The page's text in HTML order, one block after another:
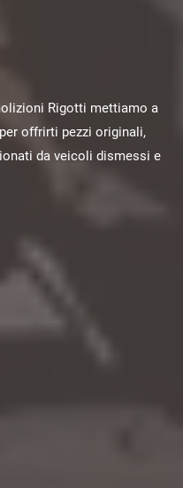
Rigotti mettiamo a
offrirti pezzi originali,
da veicoli dismessi e